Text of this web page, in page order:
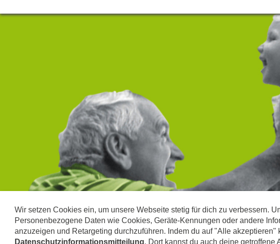
Mittels Online Zahlung spenden
Wir setzen Cookies ein, um unsere Webseite stetig für dich zu verbessern.
Personenbezogene Daten wie Cookies, Geräte-Kennungen oder andere
anzuzeigen und Retargeting durchzuführen. Indem du auf "Alle
Datenschutzinformationsmitteilung. Dort kannst du auch deine getroffene